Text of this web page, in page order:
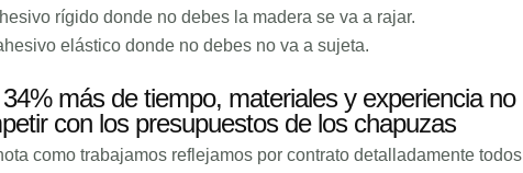
rígido donde no debes la madera se va a rajar.
elástico donde no debes no va a sujeta.
más de tiempo, materiales y experiencia no
con los presupuestos de los chapuzas
como trabajamos reflejamos por contrato detalladamente todos